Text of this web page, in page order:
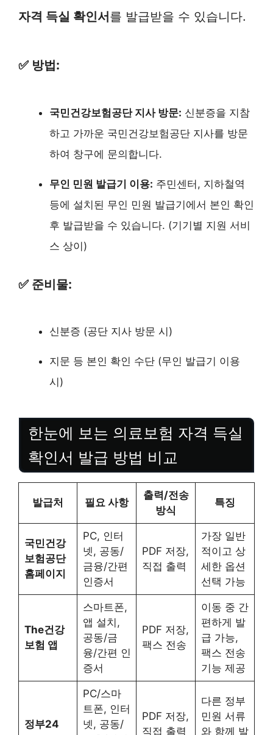
자격 득실 확인서를 발급받을 수 있습니다.
✅ 방법:
국민건강보험공단 지사 방문: 신분증을 지참
하고 가까운 국민건강보험공단 지사를 방문
하여 창구에 문의합니다.
무인 민원 발급기 이용: 주민센터, 지하철역
등에 설치된 무인 민원 발급기에서 본인 확인
후 발급받을 수 있습니다. (기기별 지원 서비
스 상이)
✅ 준비물:
신분증 (공단 지사 방문 시)
지문 등 본인 확인 수단 (무인 발급기 이용
시)
한눈에 보는 의료보험 자격 득실
확인서 발급 방법 비교
발급처 필요 사항
출력/전송
방식
특징
국민건강
보험공단
홈페이지
PC, 인터
넷, 공동/
금융/간편
인증서
PDF 저장,
직접 출력
가장 일반
적이고 상
세한 옵션
선택 가능
The건강
보험 앱
스마트폰,
앱 설치,
공동/금
융/간편 인
증서
PDF 저장,
팩스 전송
이동 중 간
편하게 발
급 가능,
팩스 전송
기능 제공
정부24
PC/스마
트폰, 인터
넷, 공동/
PDF 저장,
직접 출력
다른 정부
민원 서류
와 함께 발